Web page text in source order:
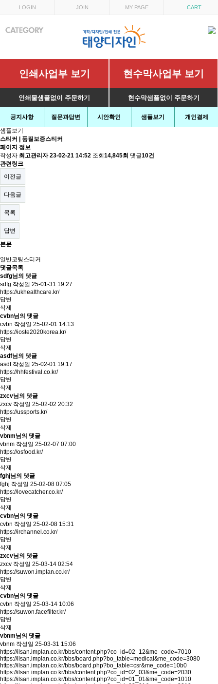
LOGIN JOIN MY PAGE CART
인쇄사업부 보기 현수막사업부 보기
인쇄물샘플없이 주문하기 현수막샘플없이 주문하기
공지사항 질문과답변 시안확인 샘플보기
개인결제
샘플보기
스티커 | 품질보증스티커
페이지 정보
작성자 최고관리자 23-02-21 14:52 조회 14,845회 댓글10건
관련링크
이전글
다음글
목록
답변
본문
일반코팅스티커
댓글목록
sdfg님의 댓글
sdfg 작성일 25-01-31 19:27
https://ukhealthcare.kr/
답변
삭제
cvbn님의 댓글
cvbn 작성일 25-02-01 14:13
https://ioste2020korea.kr/
답변
삭제
asdf님의 댓글
asdf작성일 25-02-01 19:17
https://hhfestival.co.kr/
답변
삭제
zxcv님의 댓글
zxcv 작성일 25-02-02 20:32
https://ussports.kr/
답변
삭제
vbnm님의 댓글
vbnm 작성일 25-02-07 07:00
https://osfood.kr/
답변
삭제
fghj님의 댓글
fghj 작성일 25-02-08 07:05
https://lovecatcher.co.kr/
답변
삭제
cvbn님의 댓글
cvbn 작성일 25-02-08 15:31
https://irchannel.co.kr/
답변
삭제
zxcv님의 댓글
zxcv 작성일 25-03-14 02:54
https://suwon.implan.co.kr/
답변
삭제
cvbn님의 댓글
cvbn 작성일 25-03-14 10:06
https://suwon.facefilter.kr/
답변
삭제
vbnm님의 댓글
vbnm 작성일 25-03-31 15:06
https://ilsan.implan.co.kr/bbs/content.php?co_id=02_12&me_code=7010
https://ilsan.implan.co.kr/bbs/board.php?bo_table=medical&me_code=3080
https://ilsan.implan.co.kr/bbs/board.php?bo_table=csr&me_code=10b0
https://ilsan.implan.co.kr/bbs/content.php?co_id=02_03&me_code=2030
https://ilsan.implan.co.kr/bbs/content.php?co_id=01_01&me_code=1010